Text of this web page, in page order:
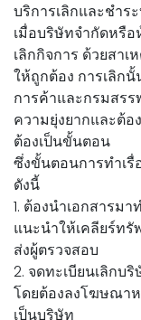
บริการเลิกและชำร
เมื่อบริษัทจำกัดหรื
เลิกกิจการ ด้วยสา
ให้ถูกต้อง การเลิก
การค้าและกรมสร
ความยุ่งยากและต้อ
ต้องเป็นขั้นตอน
ซึ่งขั้นตอนการทำเ
ดังนี้
1. ต้องนำเอกสารม
แนะนำให้เคลียร์ทรั
ส่งผู้ตรวจสอบ
2. จดทะเบียนเลิก
โดยต้องลงโฆษณา
เป็นบริษัท